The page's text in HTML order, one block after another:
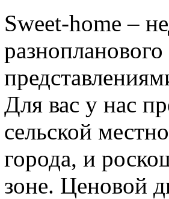
Sweet-home –
Для вас у нас
сельской
города, и
зоне. Ценовой